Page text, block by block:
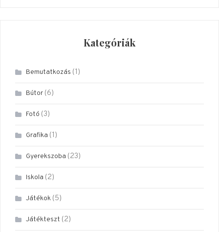
Kategóriák
Bemutatkozás (1)
Bútor (6)
Fotó (3)
Grafika (1)
Gyerekszoba (23)
Iskola (2)
Játékok (5)
Játékteszt (2)